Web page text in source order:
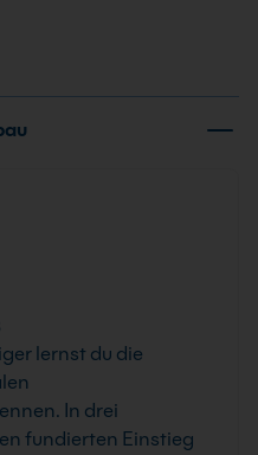
lernst du die
In drei
fundierten Einstieg